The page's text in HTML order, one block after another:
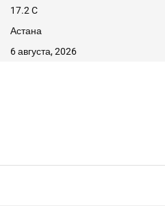
17.2 C
Астана
6 августа, 2026